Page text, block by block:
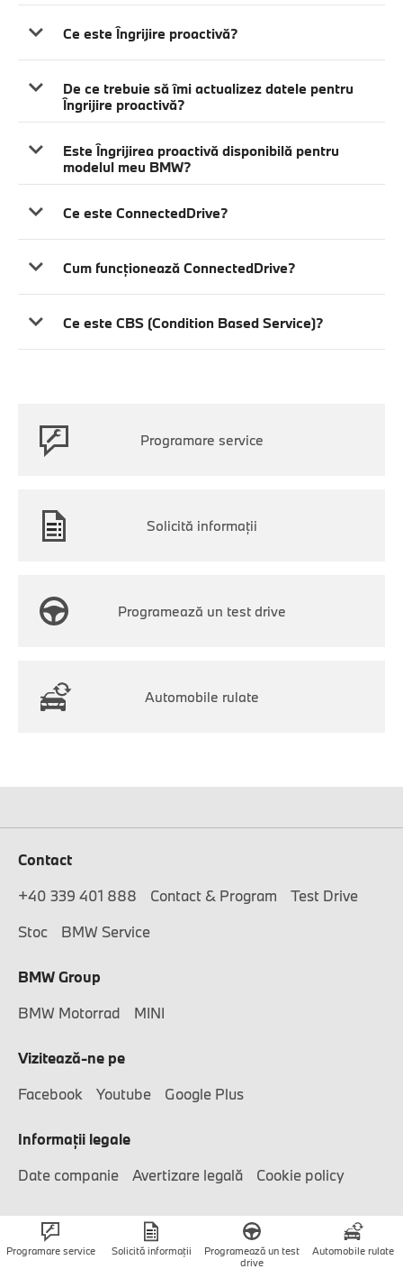
Ce este Îngrijire proactivă?
De ce trebuie să îmi actualizez datele pentru
Îngrijire proactivă?
Este Îngrijirea proactivă disponibilă pentru
modelul meu BMW?
Ce este ConnectedDrive?
Cum funcţionează ConnectedDrive?
Ce este CBS (Condition Based Service)?
Programare service
Solicită informații
Programează un test drive
Automobile rulate
Programare service Solicită informații
Programează un test
drive
Automobile rulate
Contact
+40 339 401 888
Contact & Program
Test Drive
Stoc
BMW Service
BMW Group
BMW Motorrad
MINI
Vizitează-ne pe
Facebook
Youtube Google Plus
Informaţii legale
Date companie
Avertizare legală Cookie policy
© APAN Motors 2026